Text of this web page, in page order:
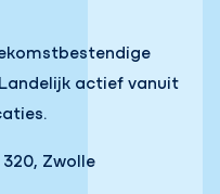
actief vanuit
Zwolle